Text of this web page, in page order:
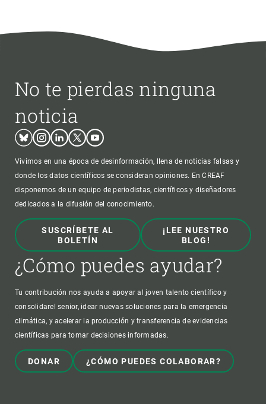
No te pierdas ninguna
noticia
BlueskyInstagram
LinkedinTwitterYoutube
Vivimos en una época de desinformación, llena de noticias falsas y
donde los datos científicos se consideran opiniones. En CREAF
disponemos de un equipo de periodistas, científicos y diseñadores
dedicados a la difusión del conocimiento.
SUSCRÍBETE AL
BOLETÍN
¡LEE NUESTRO
BLOG!
¿Cómo puedes ayudar?
Tu contribución nos ayuda a apoyar al joven talento científico y
consolidarel senior, idear nuevas soluciones para la emergencia
climática, y acelerar la producción y transferencia de evidencias
científicas para tomar decisiones informadas.
DONAR ¿CÓMO PUEDES COLABORAR?